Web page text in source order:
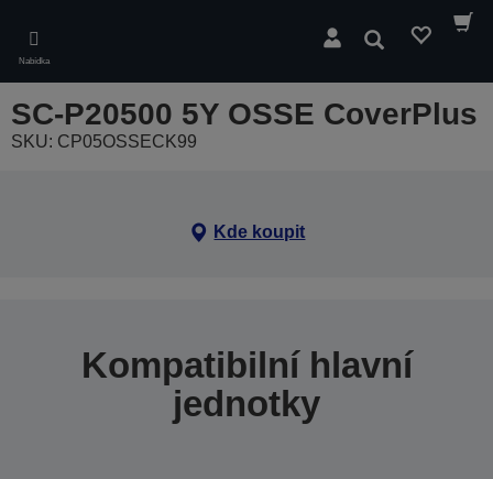
main
content
Nabídka
Hledat
SC-P20500 5Y OSSE CoverPlus
SKU: CP05OSSECK99
Kde koupit
Kompatibilní hlavní
jednotky